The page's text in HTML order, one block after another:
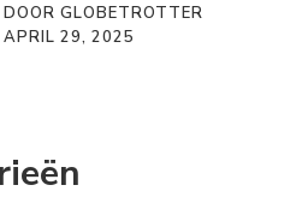
DOOR GLOBETROTTER
APRIL 29, 2025